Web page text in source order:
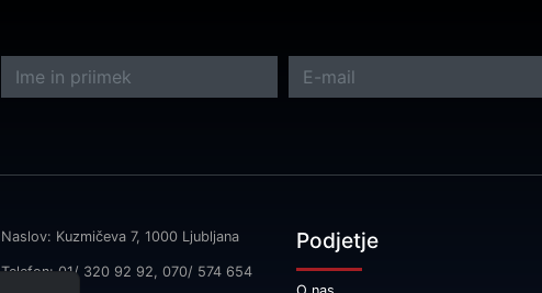
Naslov: Kuzmičeva 7, 1000 Ljubljana
Telefon: 01/ 320 92 92, 070/ 574 654
Podjetje